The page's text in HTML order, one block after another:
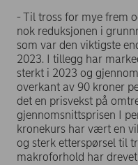
- Til tross for mye frem
nok reduksjonen i
som var den viktigste
2023. I tillegg har
sterkt i 2023 og
overkant av 90 kroner
det en prisvekst på
gjennomsnittsprisen I
kronekurs har vært en
og sterk etterspørsel til
makroforhold har